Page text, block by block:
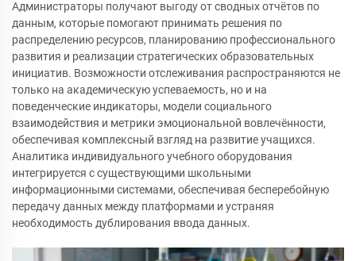
Администраторы получают выгоду от сводных отчётов по
данным, которые помогают принимать решения по
распределению ресурсов, планированию профессионального
развития и реализации стратегических образовательных
инициатив. Возможности отслеживания распространяются не
только на академическую успеваемость, но и на
поведенческие индикаторы, модели социального
взаимодействия и метрики эмоциональной вовлечённости,
обеспечивая комплексный взгляд на развитие учащихся.
Аналитика индивидуального учебного оборудования
интегрируется с существующими школьными
информационными системами, обеспечивая бесперебойную
передачу данных между платформами и устраняя
необходимость дублирования ввода данных.